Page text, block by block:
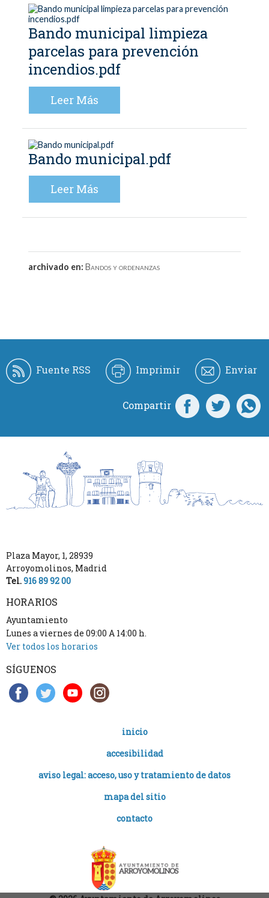
Bando municipal limpieza
parcelas para prevención
incendios.pdf
Leer Más
Bando municipal.pdf
Leer Más
archivado en:Bandos y ordenanzas
Fuente RSS Imprimir Enviar
Compartir
Plaza Mayor, 1, 28939
Arroyomolinos, Madrid
Tel.916 89 92 00
HORARIOS
Ayuntamiento
Lunes a viernes de 09:00 A 14:00 h.
Ver todos los horarios
SÍGUENOS
inicio
accesibilidad
aviso legal: acceso, uso y tratamiento de datos
mapa del sitio
contacto